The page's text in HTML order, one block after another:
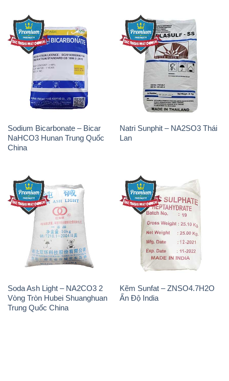
Sodium Bicarbonate – Bicar
NaHCO3 Hunan Trung Quốc
China
Natri Sunphit – NA2SO3 Thái
Lan
Soda Ash Light – NA2CO3 2
Vòng Tròn Hubei Shuanghuan
Trung Quốc China
Kẽm Sunfat – ZNSO4.7H2O
Ấn Độ India